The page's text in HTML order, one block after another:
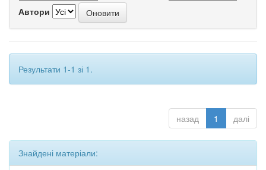
Автори
Результати 1-1 зі 1.
назад 1 далі
Знайдені матеріали: